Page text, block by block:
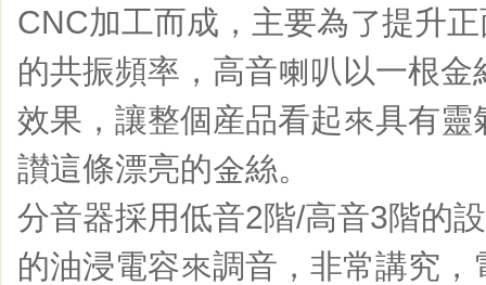
CNC加工而成，主要為了提升
的共振頻率，高音喇叭以一根
效果，讓整個産品看起來具有
讃這條漂亮的金絲。
分音器採用低音2階/高音3階的
的油浸電容來調音，非常講究